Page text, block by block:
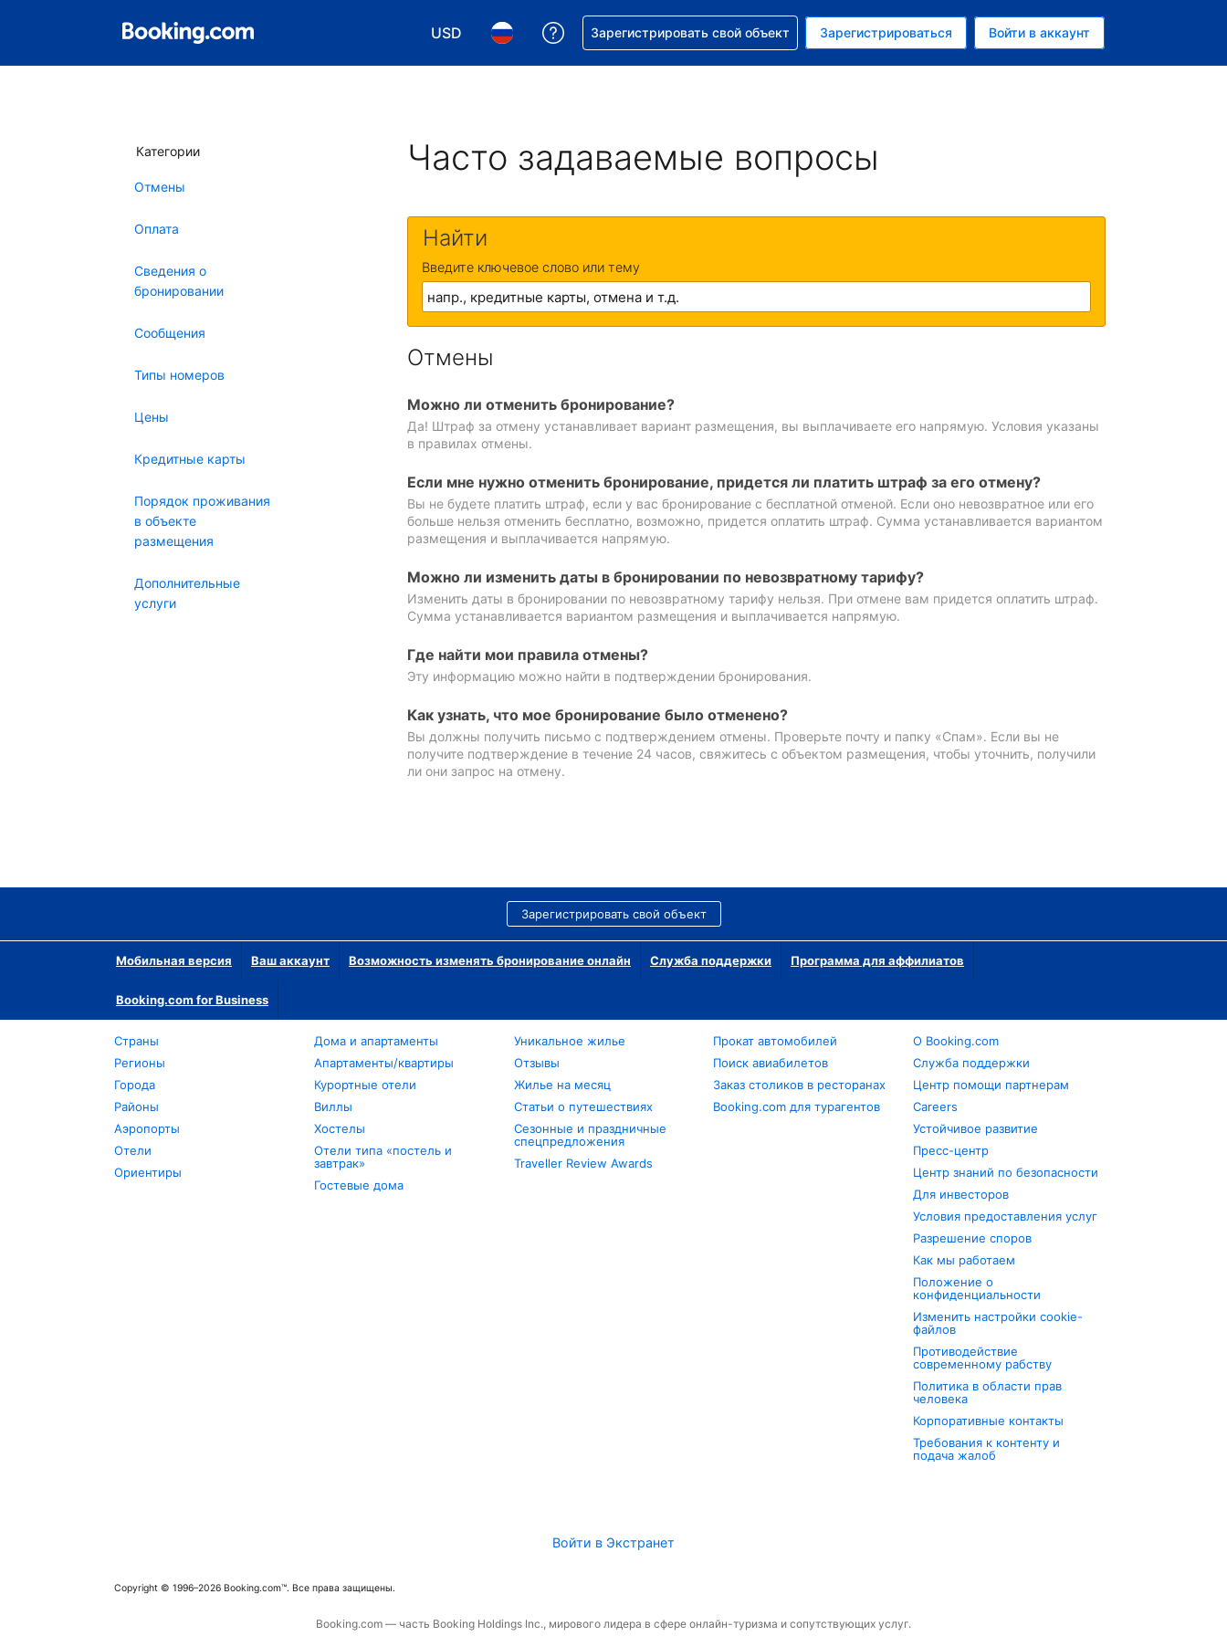
USD
Выберите валюту. Текущая валюта — Доллар США
Выберите язык. Текущий язык — На русском
Получите помощь с бронированием
Зарегистрировать свой объект Зарегистрироваться Войти в аккаунт
Категории
Отмены
Оплата
Сведения о
бронировании
Сообщения
Типы номеров
Цены
Кредитные карты
Порядок проживания
в объекте
размещения
Дополнительные
услуги
Часто задаваемые вопросы
Найти
Введите ключевое слово или тему
Отмены
Можно ли отменить бронирование?
Да! Штраф за отмену устанавливает вариант размещения, вы выплачиваете его напрямую. Условия указаны
в правилах отмены.
Если мне нужно отменить бронирование, придется ли платить штраф за его отмену?
Вы не будете платить штраф, если у вас бронирование с бесплатной отменой. Если оно невозвратное или его
больше нельзя отменить бесплатно, возможно, придется оплатить штраф. Сумма устанавливается вариантом
размещения и выплачивается напрямую.
Можно ли изменить даты в бронировании по невозвратному тарифу?
Изменить даты в бронировании по невозвратному тарифу нельзя. При отмене вам придется оплатить штраф.
Сумма устанавливается вариантом размещения и выплачивается напрямую.
Где найти мои правила отмены?
Эту информацию можно найти в подтверждении бронирования.
Как узнать, что мое бронирование было отменено?
Вы должны получить письмо с подтверждением отмены. Проверьте почту и папку «Спам». Если вы не
получите подтверждение в течение 24 часов, свяжитесь с объектом размещения, чтобы уточнить, получили
ли они запрос на отмену.
Зарегистрировать свой объект
Мобильная версия Ваш аккаунт Возможность изменять бронирование онлайн Служба поддержки Программа для аффилиатов
Booking.com for Business
Страны
Регионы
Города
Районы
Аэропорты
Отели
Ориентиры
Дома и апартаменты
Апартаменты/квартиры
Курортные отели
Виллы
Хостелы
Отели типа «постель и
завтрак»
Гостевые дома
Уникальное жилье
Отзывы
Жилье на месяц
Статьи о путешествиях
Сезонные и праздничные
спецпредложения
Traveller Review Awards
Прокат автомобилей
Поиск авиабилетов
Заказ столиков в ресторанах
Booking.com для турагентов
О Booking.com
Служба поддержки
Центр помощи партнерам
Careers
Устойчивое развитие
Пресс-центр
Центр знаний по безопасности
Для инвесторов
Условия предоставления услуг
Разрешение споров
Как мы работаем
Положение о
конфиденциальности
Изменить настройки cookie-
файлов
Противодействие
современному рабству
Политика в области прав
человека
Корпоративные контакты
Требования к контенту и
подача жалоб
Войти в Экстранет
Copyright © 1996–2026 Booking.com™. Все права защищены.
Booking.com — часть Booking Holdings Inc., мирового лидера в сфере онлайн-туризма и сопутствующих услуг.